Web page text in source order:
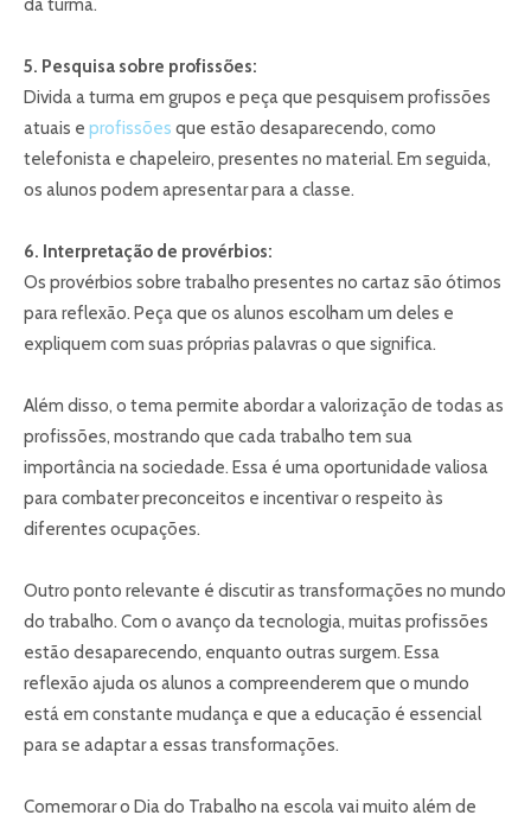
da turma.
5. Pesquisa sobre profissões:
Divida a turma em grupos e peça que pesquisem profissões
atuais e profissões que estão desaparecendo, como
telefonista e chapeleiro, presentes no material. Em seguida,
os alunos podem apresentar para a classe.
6. Interpretação de provérbios:
Os provérbios sobre trabalho presentes no cartaz são ótimos
para reflexão. Peça que os alunos escolham um deles e
expliquem com suas próprias palavras o que significa.
Além disso, o tema permite abordar a valorização de todas as
profissões, mostrando que cada trabalho tem sua
importância na sociedade. Essa é uma oportunidade valiosa
para combater preconceitos e incentivar o respeito às
diferentes ocupações.
Outro ponto relevante é discutir as transformações no mundo
do trabalho. Com o avanço da tecnologia, muitas profissões
estão desaparecendo, enquanto outras surgem. Essa
reflexão ajuda os alunos a compreenderem que o mundo
está em constante mudança e que a educação é essencial
para se adaptar a essas transformações.
Comemorar o Dia do Trabalho na escola vai muito além de